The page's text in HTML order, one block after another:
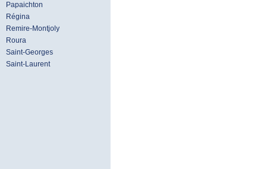
Papaichton
Régina
Remire-Montjoly
Roura
Saint-Georges
Saint-Laurent